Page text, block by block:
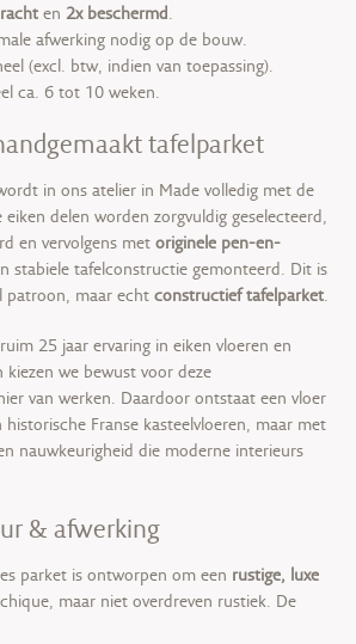
en 2x beschermd.
afwerking nodig op de bouw.
(excl. btw, indien van toepassing).
ca. 6 tot 10 weken.
tafelparket
in ons atelier in Made volledig met de
delen worden zorgvuldig geselecteerd,
en vervolgens met originele pen-en-
stabiele tafelconstructie gemonteerd. Dit is
patroon, maar echt constructief tafelparket.
25 jaar ervaring in eiken vloeren en
we bewust voor deze
van werken. Daardoor ontstaat een vloer
Franse kasteelvloeren, maar met
nauwkeurigheid die moderne interieurs
& afwerking
parket is ontworpen om een rustige, luxe
maar niet overdreven rustiek. De